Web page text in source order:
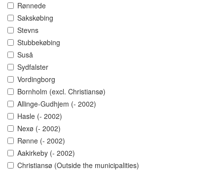
Rønnede
Sakskøbing
Stevns
Stubbekøbing
Suså
Sydfalster
Vordingborg
Bornholm (excl. Christiansø)
Allinge-Gudhjem (- 2002)
Hasle (- 2002)
Nexø (- 2002)
Rønne (- 2002)
Aakirkeby (- 2002)
Christiansø (Outside the municipalities)